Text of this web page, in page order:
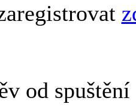
od spuštění